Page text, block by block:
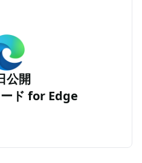
公開
ド for Edge